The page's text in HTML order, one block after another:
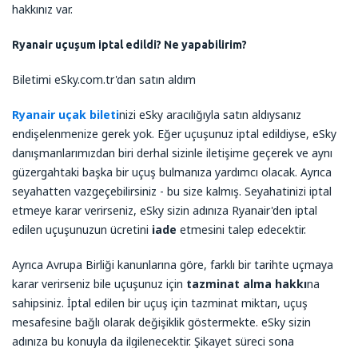
hakkınız var.
Ryanair uçuşum iptal edildi? Ne yapabilirim?
Biletimi eSky.com.tr'dan satın aldım
Ryanair uçak biletinizi eSky aracılığıyla satın aldıysanız
endişelenmenize gerek yok. Eğer uçuşunuz iptal edildiyse, eSky
danışmanlarımızdan biri derhal sizinle iletişime geçerek ve aynı
güzergahtaki başka bir uçuş bulmanıza yardımcı olacak. Ayrıca
seyahatten vazgeçebilirsiniz - bu size kalmış. Seyahatinizi iptal
etmeye karar verirseniz, eSky sizin adınıza Ryanair'den iptal
edilen uçuşunuzun ücretini iade etmesini talep edecektir.
Ayrıca Avrupa Birliği kanunlarına göre, farklı bir tarihte uçmaya
karar verirseniz bile uçuşunuz için tazminat alma hakkına
sahipsiniz. İptal edilen bir uçuş için tazminat miktarı, uçuş
mesafesine bağlı olarak değişiklik göstermekte. eSky sizin
adınıza bu konuyla da ilgilenecektir. Şikayet süreci sona